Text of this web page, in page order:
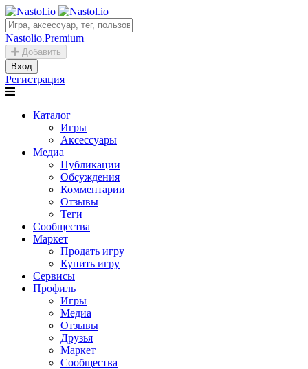
Nastolio.Premium
Добавить
Вход
Регистрация
Каталог
Игры
Аксессуары
Медиа
Публикации
Обсуждения
Комментарии
Отзывы
Теги
Сообщества
Маркет
Продать игру
Купить игру
Сервисы
Профиль
Игры
Медиа
Отзывы
Друзья
Маркет
Сообщества